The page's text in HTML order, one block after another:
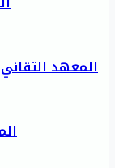
المعهد التقاني